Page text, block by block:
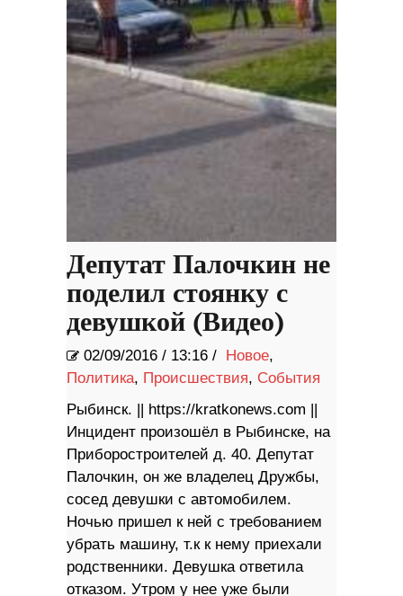
Депутат Палочкин не
поделил стоянку с
девушкой (Видео)
02/09/2016 / 13:16 / Новое,
Политика, Происшествия, События
Рыбинск. || https://kratkonews.com ||
Инцидент произошёл в Рыбинске, на
Приборостроителей д. 40. Депутат
Палочкин, он же владелец Дружбы,
сосед девушки с автомобилем.
Ночью пришел к ней с требованием
убрать машину, т.к к нему приехали
родственники. Девушка ответила
отказом. Утром у нее уже были